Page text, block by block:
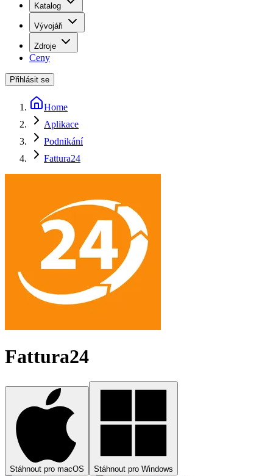
Katalog
Vývojáři
Zdroje
Ceny
Přihlásit se
Home
Aplikace
Podnikání
Fattura24
Fattura24
Stáhnout pro macOS Stáhnout pro Windows